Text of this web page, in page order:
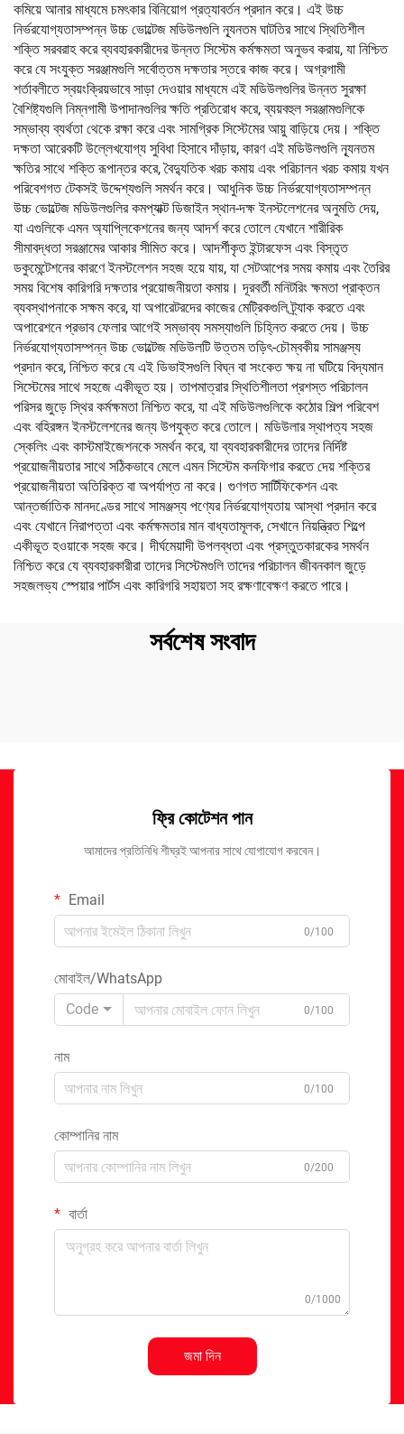
কমিয়ে আনার মাধ্যমে চমৎকার বিনিয়োগ প্রত্যাবর্তন প্রদান করে। এই উচ্চ
নির্ভরযোগ্যতাসম্পন্ন উচ্চ ভোল্টেজ মডিউলগুলি ন্যূনতম ঘাটতির সাথে স্থিতিশীল
শক্তি সরবরাহ করে ব্যবহারকারীদের উন্নত সিস্টেম কর্মক্ষমতা অনুভব করায়, যা নিশ্চিত
করে যে সংযুক্ত সরঞ্জামগুলি সর্বোত্তম দক্ষতার স্তরে কাজ করে। অগ্রগামী
শর্তাবলীতে স্বয়ংক্রিয়ভাবে সাড়া দেওয়ার মাধ্যমে এই মডিউলগুলির উন্নত সুরক্ষা
বৈশিষ্ট্যগুলি নিম্নগামী উপাদানগুলির ক্ষতি প্রতিরোধ করে, ব্যয়বহুল সরঞ্জামগুলিকে
সম্ভাব্য ব্যর্থতা থেকে রক্ষা করে এবং সামগ্রিক সিস্টেমের আয়ু বাড়িয়ে দেয়। শক্তি
দক্ষতা আরেকটি উল্লেখযোগ্য সুবিধা হিসাবে দাঁড়ায়, কারণ এই মডিউলগুলি ন্যূনতম
ক্ষতির সাথে শক্তি রূপান্তর করে, বৈদ্যুতিক খরচ কমায় এবং পরিচালন খরচ কমায় যখন
পরিবেশগত টেকসই উদ্দেশ্যগুলি সমর্থন করে। আধুনিক উচ্চ নির্ভরযোগ্যতাসম্পন্ন
উচ্চ ভোল্টেজ মডিউলগুলির কমপ্যাক্ট ডিজাইন স্থান-দক্ষ ইনস্টলেশনের অনুমতি দেয়,
যা এগুলিকে এমন অ্যাপ্লিকেশনের জন্য আদর্শ করে তোলে যেখানে শারীরিক
সীমাবদ্ধতা সরঞ্জামের আকার সীমিত করে। আদর্শীকৃত ইন্টারফেস এবং বিস্তৃত
ডকুমেন্টেশনের কারণে ইনস্টলেশন সহজ হয়ে যায়, যা সেটআপের সময় কমায় এবং তৈরির
সময় বিশেষ কারিগরি দক্ষতার প্রয়োজনীয়তা কমায়। দূরবর্তী মনিটরিং ক্ষমতা প্রাক্‌তন
ব্যবস্থাপনাকে সক্ষম করে, যা অপারেটরদের কাজের মেট্রিকগুলি ট্র্যাক করতে এবং
অপারেশনে প্রভাব ফেলার আগেই সম্ভাব্য সমস্যাগুলি চিহ্নিত করতে দেয়। উচ্চ
নির্ভরযোগ্যতাসম্পন্ন উচ্চ ভোল্টেজ মডিউলটি উত্তম তড়িৎ-চৌম্বকীয় সামঞ্জস্য
প্রদান করে, নিশ্চিত করে যে এই ডিভাইসগুলি বিঘ্ন বা সংকেত ক্ষয় না ঘটিয়ে বিদ্যমান
সিস্টেমের সাথে সহজে একীভূত হয়। তাপমাত্রার স্থিতিশীলতা প্রশস্ত পরিচালন
পরিসর জুড়ে স্থির কর্মক্ষমতা নিশ্চিত করে, যা এই মডিউলগুলিকে কঠোর শিল্প পরিবেশ
এবং বহিরঙ্গন ইনস্টলেশনের জন্য উপযুক্ত করে তোলে। মডিউলার স্থাপত্য সহজ
স্কেলিং এবং কাস্টমাইজেশনকে সমর্থন করে, যা ব্যবহারকারীদের তাদের নির্দিষ্ট
প্রয়োজনীয়তার সাথে সঠিকভাবে মেলে এমন সিস্টেম কনফিগার করতে দেয় শক্তির
প্রয়োজনীয়তা অতিরিক্ত বা অপর্যাপ্ত না করে। গুণগত সার্টিফিকেশন এবং
আন্তর্জাতিক মানদণ্ডের সাথে সামঞ্জস্য পণ্যের নির্ভরযোগ্যতায় আস্থা প্রদান করে
এবং যেখানে নিরাপত্তা এবং কর্মক্ষমতার মান বাধ্যতামূলক, সেখানে নিয়ন্ত্রিত শিল্পে
একীভূত হওয়াকে সহজ করে। দীর্ঘমেয়াদী উপলব্ধতা এবং প্রস্তুতকারকের সমর্থন
নিশ্চিত করে যে ব্যবহারকারীরা তাদের সিস্টেমগুলি তাদের পরিচালন জীবনকাল জুড়ে
সহজলভ্য স্পেয়ার পার্টস এবং কারিগরি সহায়তা সহ রক্ষণাবেক্ষণ করতে পারে।
সর্বশেষ সংবাদ
ফ্রি কোটেশন পান
আমাদের প্রতিনিধি শীঘ্রই আপনার সাথে যোগাযোগ করবেন।
Email
0/100
মোবাইল/WhatsApp
Code
0/100
নাম
0/100
কোম্পানির নাম
0/200
বার্তা
0/1000
জমা দিন